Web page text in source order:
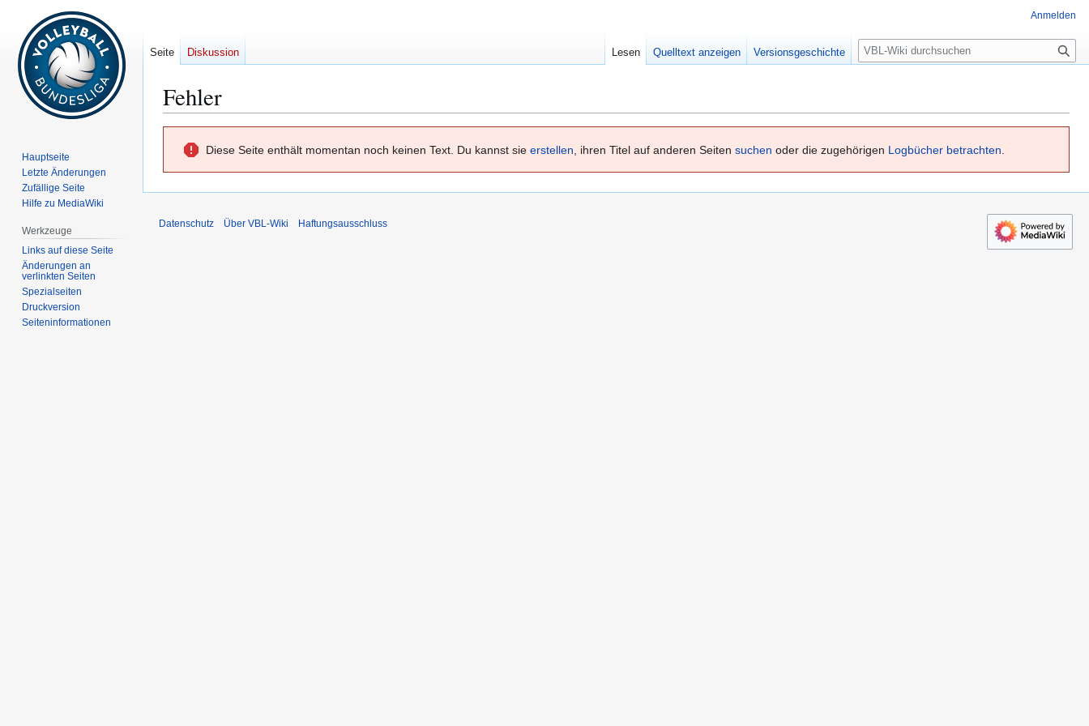
Fehler
Navigation
springen
Suche
springen
Diese Seite enthält momentan noch keinen Text. Du kannst sie erstellen , ihren Titel auf anderen Seiten suchen oder die zugehörigen Logbücher betrachten
Anmelden
Seite Diskussion Lesen Quelltext anzeigen Versionsgeschichte
S
u
e
Hauptseite
Letzte Änderungen
Zufällige Seite
Hilfe zu MediaWiki
Werkzeuge
Links auf diese Seite
Änderungen an
verlinkten Seiten
Spezialseiten
Druckversion
Seiten­­informationen
Datenschutz Über VBL-Wiki Haftungsausschluss